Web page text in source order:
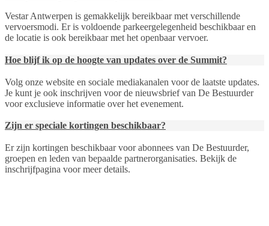
Vestar Antwerpen is gemakkelijk bereikbaar met verschillende
vervoersmodi. Er is voldoende parkeergelegenheid beschikbaar en
de locatie is ook bereikbaar met het openbaar vervoer.
Hoe blijf ik op de hoogte van updates over de Summit?
Volg onze website en sociale mediakanalen voor de laatste updates.
Je kunt je ook inschrijven voor de nieuwsbrief van De Bestuurder
voor exclusieve informatie over het evenement.
Zijn er speciale kortingen beschikbaar?
Er zijn kortingen beschikbaar voor abonnees van De Bestuurder,
groepen en leden van bepaalde partnerorganisaties. Bekijk de
inschrijfpagina voor meer details.